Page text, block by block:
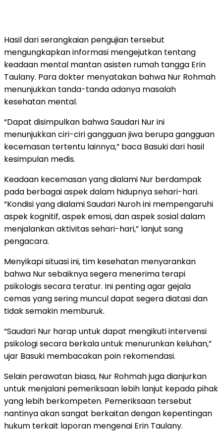
Hasil dari serangkaian pengujian tersebut
mengungkapkan informasi mengejutkan tentang
keadaan mental mantan asisten rumah tangga Erin
Taulany. Para dokter menyatakan bahwa Nur Rohmah
menunjukkan tanda-tanda adanya masalah
kesehatan mental.
“Dapat disimpulkan bahwa Saudari Nur ini
menunjukkan ciri-ciri gangguan jiwa berupa gangguan
kecemasan tertentu lainnya,” baca Basuki dari hasil
kesimpulan medis.
Keadaan kecemasan yang dialami Nur berdampak
pada berbagai aspek dalam hidupnya sehari-hari.
“Kondisi yang dialami Saudari Nuroh ini mempengaruhi
aspek kognitif, aspek emosi, dan aspek sosial dalam
menjalankan aktivitas sehari-hari,” lanjut sang
pengacara.
Menyikapi situasi ini, tim kesehatan menyarankan
bahwa Nur sebaiknya segera menerima terapi
psikologis secara teratur. Ini penting agar gejala
cemas yang sering muncul dapat segera diatasi dan
tidak semakin memburuk.
“Saudari Nur harap untuk dapat mengikuti intervensi
psikologi secara berkala untuk menurunkan keluhan,”
ujar Basuki membacakan poin rekomendasi.
Selain perawatan biasa, Nur Rohmah juga dianjurkan
untuk menjalani pemeriksaan lebih lanjut kepada pihak
yang lebih berkompeten. Pemeriksaan tersebut
nantinya akan sangat berkaitan dengan kepentingan
hukum terkait laporan mengenai Erin Taulany.